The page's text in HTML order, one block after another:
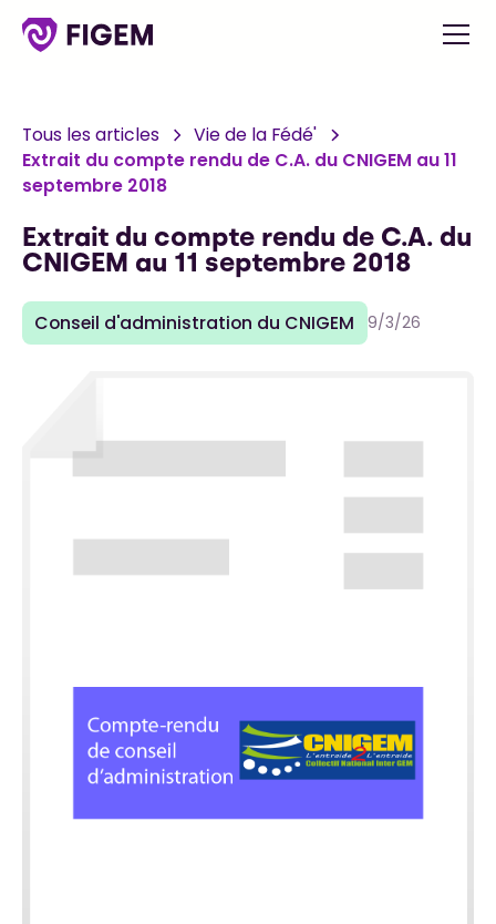
Tous les articles
Vie de la Fédé'
Extrait du compte rendu de C.A. du CNIGEM au 11
septembre 2018
Extrait du compte rendu de C.A. du
CNIGEM au 11 septembre 2018
Conseil d'administration du CNIGEM 9/3/26